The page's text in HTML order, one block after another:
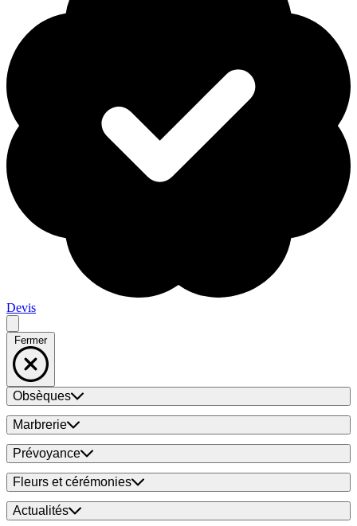
Devis
Fermer
Obsèques
Marbrerie
Prévoyance
Fleurs et cérémonies
Actualités